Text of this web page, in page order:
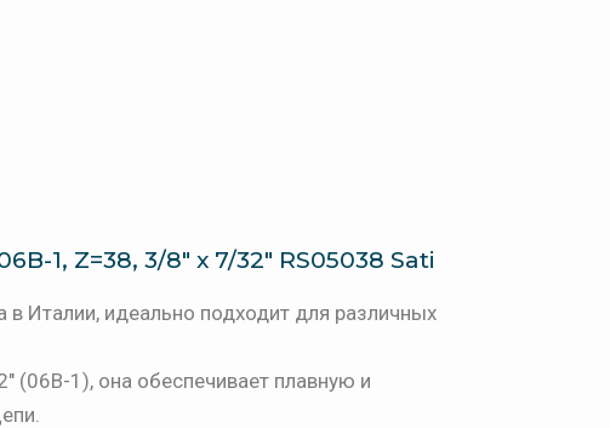
1, Z=38, 3/8" x 7/32" RS05038 Sati
в Италии, идеально подходит для различных
(06B-1), она обеспечивает плавную и